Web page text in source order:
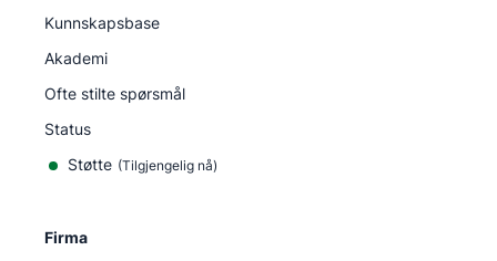
Kunnskapsbase
Akademi
Ofte stilte spørsmål
Status
Støtte (Tilgjengelig nå)
Firma